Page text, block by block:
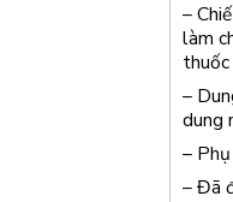
–
làm
–
dung
–
– Đã